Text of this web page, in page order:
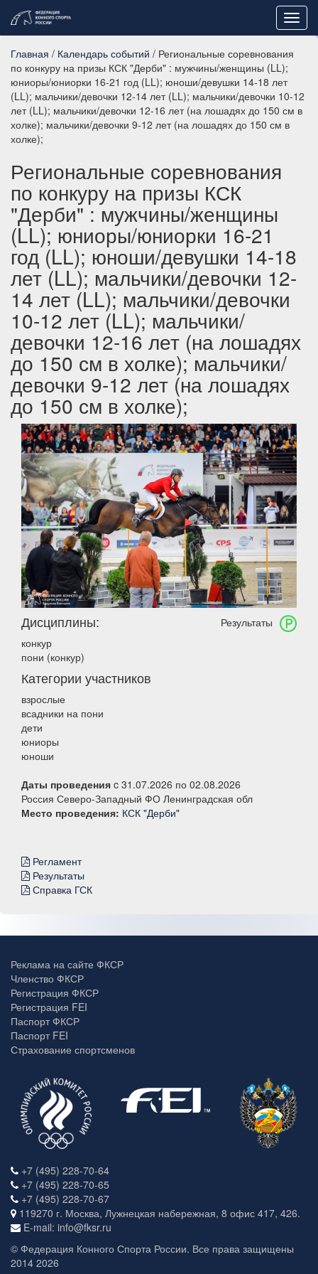
Главная / Календарь событий / Региональные соревнования
по конкуру на призы КСК "Дерби" : мужчины/женщины (LL);
юниоры/юниорки 16-21 год (LL); юноши/девушки 14-18 лет
(LL); мальчики/девочки 12-14 лет (LL); мальчики/девочки 10-12
лет (LL); мальчики/девочки 12-16 лет (на лошадях до 150 см в
холке); мальчики/девочки 9-12 лет (на лошадях до 150 см в
холке);
Региональные соревнования
по конкуру на призы КСК
"Дерби" : мужчины/женщины
(LL); юниоры/юниорки 16-21
год (LL); юноши/девушки 14-18
лет (LL); мальчики/девочки 12-
14 лет (LL); мальчики/девочки
10-12 лет (LL); мальчики/
девочки 12-16 лет (на лошадях
до 150 см в холке); мальчики/
девочки 9-12 лет (на лошадях
до 150 см в холке);
Результаты
Дисциплины:
конкур
пони (конкур)
Категории участников
взрослые
всадники на пони
дети
юниоры
юноши
Даты проведения c 31.07.2026 по 02.08.2026
Россия Северо-Западный ФО Ленинградская обл
Место проведения: КСК "Дерби"
Регламент
Результаты
Справка ГСК
Реклама на сайте ФКСР
Членство ФКСР
Регистрация ФКСР
Регистрация FEI
Паспорт ФКСР
Паспорт FEI
Страхование спортсменов
+7 (495) 228-70-64
+7 (495) 228-70-65
+7 (495) 228-70-67
119270 г. Москва, Лужнецкая набережная, 8 офис 417, 426.
E-mail: info@fksr.ru
© Федерация Конного Спорта России. Все права защищены
2014 2026